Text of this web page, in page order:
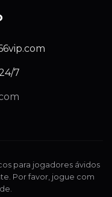
7
para jogadores ávidos
Por favor, jogue com